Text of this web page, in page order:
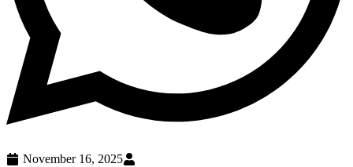
November 16, 2025